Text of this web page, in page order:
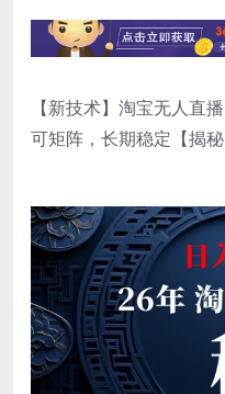
【新技术】淘宝无人直
可矩阵，长期稳定【揭秘